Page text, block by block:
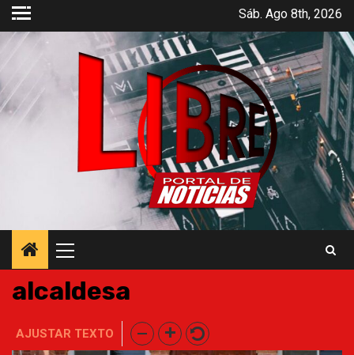
Saltar
contenido
Sáb. Ago 8th, 2026
principal
alcaldesa
AJUSTAR TEXTO